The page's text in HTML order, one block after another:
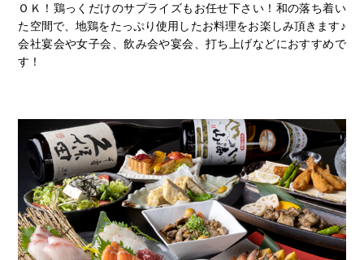
ＯＫ！鶏っくだけのサプライズもお任せ下さい！和の落ち着い
た空間で、地鶏をたっぷり使用したお料理をお楽しみ頂きます♪
会社宴会や女子会、飲み会や宴会、打ち上げなどにおすすめで
す！